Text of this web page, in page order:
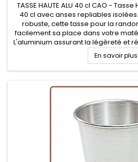
TASSE HAUTE ALU 40 cl CAO -
40 cl avec anses repliables
robuste, cette tasse pour la
facilement sa place dans votre
L'aluminium assurant la légèreté et
bushcraft et
En savoir plus